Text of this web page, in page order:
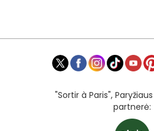
"Sortir à Paris",
partnerė: